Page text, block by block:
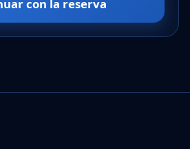
con la reserva